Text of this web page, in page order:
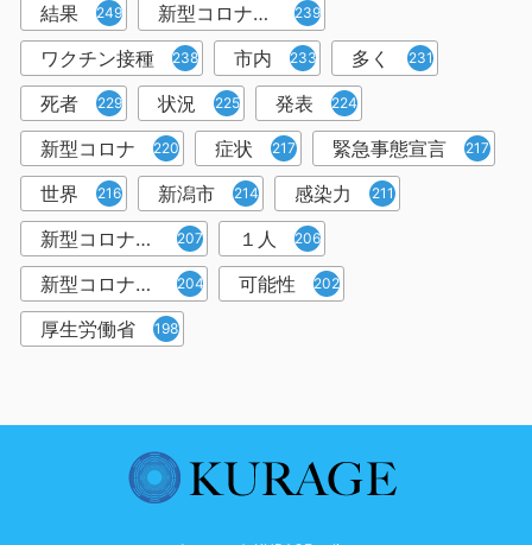
結果 249 新型コロナウイルスワクチン 239
ワクチン接種 238 市内 233 多く 231
死者 229 状況 225 発表 224
新型コロナ 220 症状 217 緊急事態宣言 217
世界 216 新潟市 214 感染力 211
新型コロナウイルス感染者 207 １人 206
新型コロナウイルス対策 204 可能性 202
厚生労働省 198